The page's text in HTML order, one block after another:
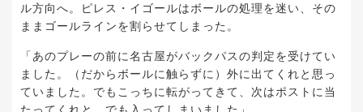
ル方向へ。ピレス・イゴールはボールの処理を迷い、その
ままゴールラインを割らせてしまった。
「あのプレーの前に名古屋がバックパスの判定を受けてい
ました。（だからボールに触らずに）外に出てくれと思っ
ていました。でもこっちに転がってきて、次はポストに当
たってくれと。でも入ってしまいました」